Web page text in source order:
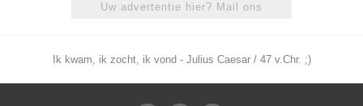
Uw advertentie hier? Mail ons
Ik kwam, ik zocht, ik vond - Julius Caesar / 47 v.Chr. ;)